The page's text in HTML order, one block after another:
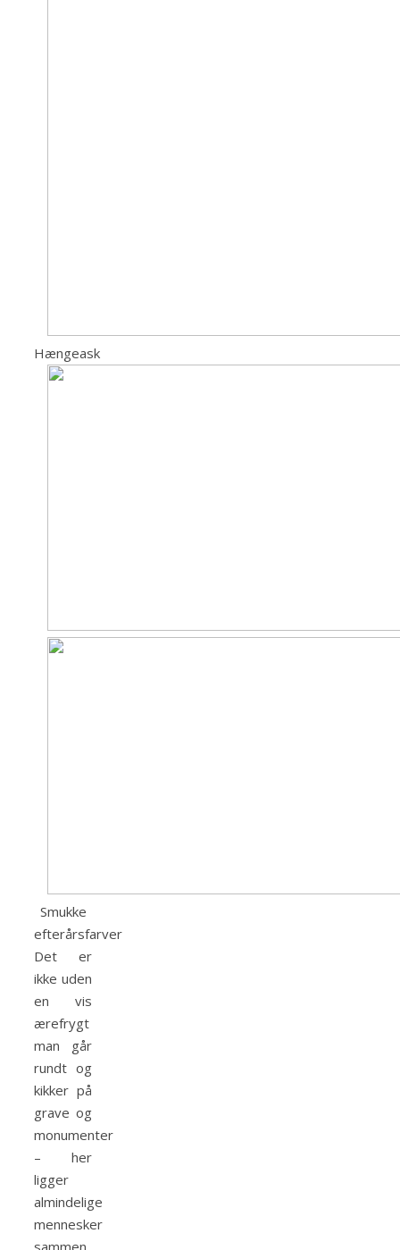
Hængeask
Smukke
efterårsfarver
Det er
ikke uden
en vis
ærefrygt
man går
rundt og
kikker på
grave og
monumenter
– her
ligger
almindelige
mennesker